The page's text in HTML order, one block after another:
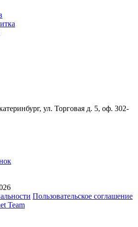
ул. Торговая д. 5, оф. 302-
Пользовательское соглашение
Team